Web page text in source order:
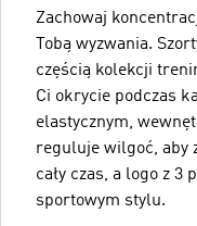
Zachowaj
Tobą wyzwania.
częścią kolekcji
Ci okrycie podczas
elastycznym,
reguluje wilgoć, aby
cały czas, a logo z 3
sportowym stylu.